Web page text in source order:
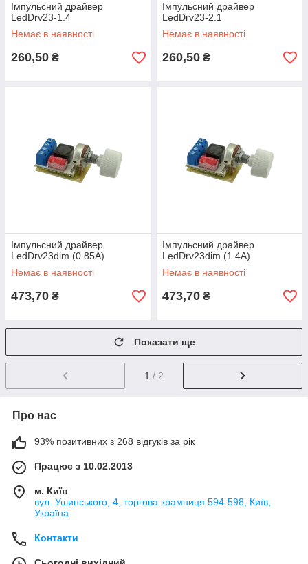
Імпульсний драйвер
LedDrv23-1.4
Немає в наявності
260,50 ₴
Імпульсний драйвер
LedDrv23-2.1
Немає в наявності
260,50 ₴
Імпульсний драйвер
LedDrv23dim (0.85A)
Немає в наявності
473,70 ₴
Імпульсний драйвер
LedDrv23dim (1.4A)
Немає в наявності
473,70 ₴
Показати ще
1 / 2
Про нас
93% позитивних з 268 відгуків за рік
Працює з 10.02.2013
м. Київ
вул. Ушинського, 4, торгова крамниця 594-598, Київ,
Україна
Контакти